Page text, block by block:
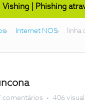
Vishing | Phishing
Internet NOS linha
comentários 406